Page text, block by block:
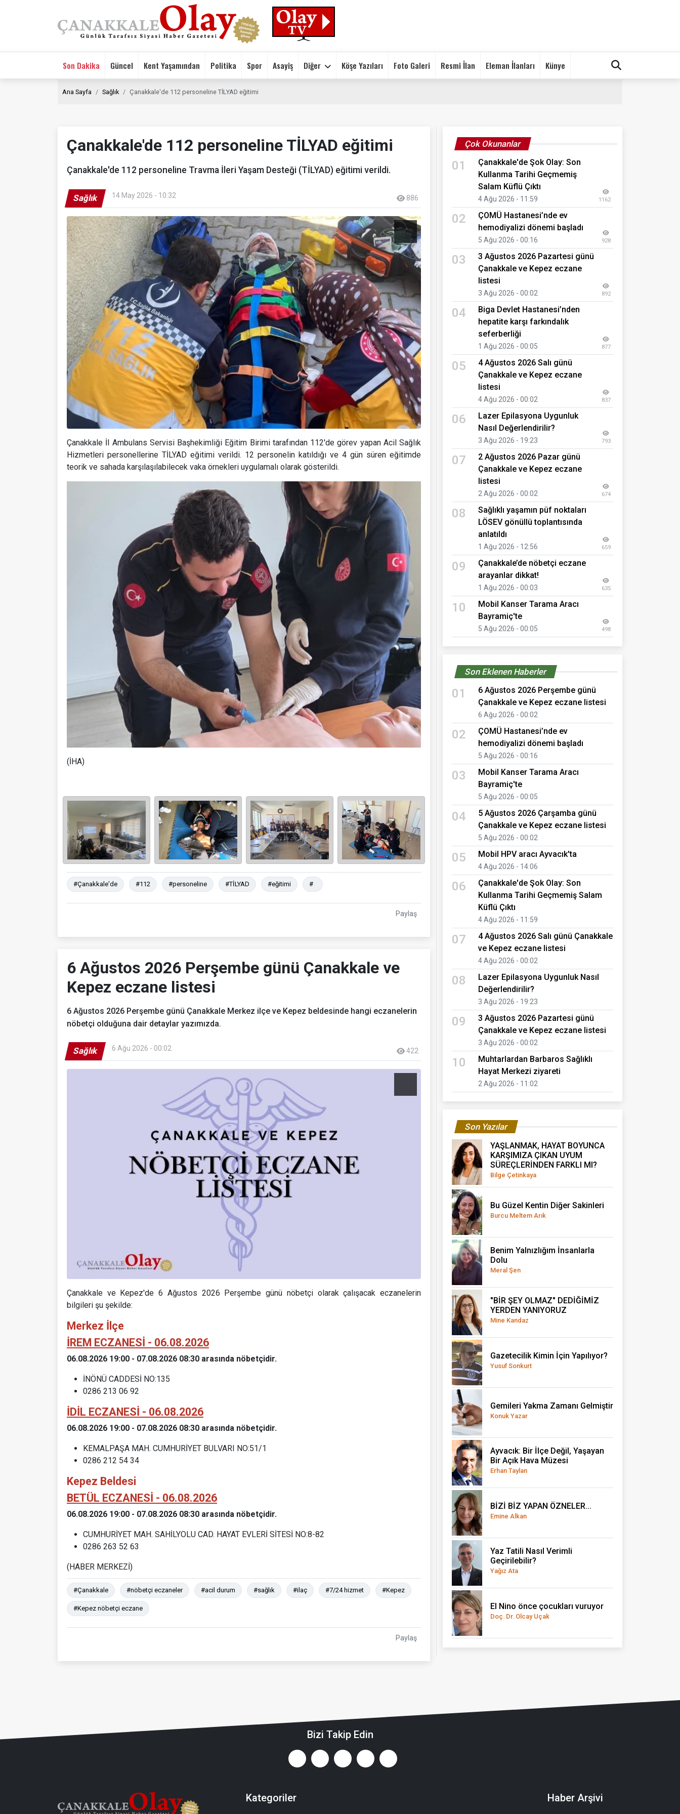
Son Dakika Güncel Kent Yaşamından Politika Spor Asayiş Diğer Köşe Yazıları Foto Galeri Resmi İlan Eleman İlanları Künye
Ana Sayfa Sağlık Çanakkale'de 112 personeline TİLYAD eğitimi
Çanakkale'de 112 personeline TİLYAD eğitimi
Çanakkale'de 112 personeline Travma İleri Yaşam Desteği (TİLYAD) eğitimi verildi.
Sağlık 14 May 2026 - 10:32 886
Çanakkale İl Ambulans Servisi Başhekimliği Eğitim Birimi tarafından 112'de görev yapan Acil Sağlık
Hizmetleri personellerine TİLYAD eğitimi verildi. 12 personelin katıldığı ve 4 gün süren eğitimde
teorik ve sahada karşılaşılabilecek vaka örnekleri uygulamalı olarak gösterildi.
(İHA)
#Çanakkale'de #112 #personeline #TİLYAD #eğitimi #
Paylaş
6 Ağustos 2026 Perşembe günü Çanakkale ve
Kepez eczane listesi
6 Ağustos 2026 Perşembe günü Çanakkale Merkez ilçe ve Kepez beldesinde hangi eczanelerin
nöbetçi olduğuna dair detaylar yazımızda.
Sağlık 6 Ağu 2026 - 00:02 422
Çanakkale ve Kepez'de 6 Ağustos 2026 Perşembe günü nöbetçi olarak çalışacak eczanelerin
bilgileri şu şekilde:
Merkez İlçe
İREM ECZANESİ - 06.08.2026
06.08.2026 19:00 - 07.08.2026 08:30 arasında nöbetçidir.
İNÖNÜ CADDESİ NO:135
0286 213 06 92
İDİL ECZANESİ - 06.08.2026
06.08.2026 19:00 - 07.08.2026 08:30 arasında nöbetçidir.
KEMALPAŞA MAH. CUMHURİYET BULVARI NO:51/1
0286 212 54 34
Kepez Beldesi
BETÜL ECZANESİ - 06.08.2026
06.08.2026 19:00 - 07.08.2026 08:30 arasında nöbetçidir.
CUMHURİYET MAH. SAHİLYOLU CAD. HAYAT EVLERİ SİTESİ NO:8-82
0286 263 52 63
(HABER MERKEZİ)
#Çanakkale #nöbetçi eczaneler #acil durum #sağlık #ilaç #7/24 hizmet #Kepez
#Kepez nöbetçi eczane
Paylaş
Çok Okunanlar
01
Çanakkale'de Şok Olay: Son
Kullanma Tarihi Geçmemiş
Salam Küflü Çıktı
4 Ağu 2026 - 11:59 1162
02
ÇOMÜ Hastanesi’nde ev
hemodiyalizi dönemi başladı
5 Ağu 2026 - 00:16 928
03
3 Ağustos 2026 Pazartesi günü
Çanakkale ve Kepez eczane
listesi
3 Ağu 2026 - 00:02 892
04
Biga Devlet Hastanesi’nden
hepatite karşı farkındalık
seferberliği
1 Ağu 2026 - 00:05 877
05
4 Ağustos 2026 Salı günü
Çanakkale ve Kepez eczane
listesi
4 Ağu 2026 - 00:02 837
06
Lazer Epilasyona Uygunluk
Nasıl Değerlendirilir?
3 Ağu 2026 - 19:23 793
07
2 Ağustos 2026 Pazar günü
Çanakkale ve Kepez eczane
listesi
2 Ağu 2026 - 00:02 674
08
Sağlıklı yaşamın püf noktaları
LÖSEV gönüllü toplantısında
anlatıldı
1 Ağu 2026 - 12:56 659
09
Çanakkale’de nöbetçi eczane
arayanlar dikkat!
1 Ağu 2026 - 00:03 635
10
Mobil Kanser Tarama Aracı
Bayramiç'te
5 Ağu 2026 - 00:05 498
Son Eklenen Haberler
01
6 Ağustos 2026 Perşembe günü
Çanakkale ve Kepez eczane listesi
6 Ağu 2026 - 00:02
02
ÇOMÜ Hastanesi’nde ev
hemodiyalizi dönemi başladı
5 Ağu 2026 - 00:16
03
Mobil Kanser Tarama Aracı
Bayramiç'te
5 Ağu 2026 - 00:05
04
5 Ağustos 2026 Çarşamba günü
Çanakkale ve Kepez eczane listesi
5 Ağu 2026 - 00:02
05 Mobil HPV aracı Ayvacık'ta
4 Ağu 2026 - 14:06
06
Çanakkale'de Şok Olay: Son
Kullanma Tarihi Geçmemiş Salam
Küflü Çıktı
4 Ağu 2026 - 11:59
07
4 Ağustos 2026 Salı günü Çanakkale
ve Kepez eczane listesi
4 Ağu 2026 - 00:02
08
Lazer Epilasyona Uygunluk Nasıl
Değerlendirilir?
3 Ağu 2026 - 19:23
09
3 Ağustos 2026 Pazartesi günü
Çanakkale ve Kepez eczane listesi
3 Ağu 2026 - 00:02
10
Muhtarlardan Barbaros Sağlıklı
Hayat Merkezi ziyareti
2 Ağu 2026 - 11:02
Son Yazılar
YAŞLANMAK, HAYAT BOYUNCA
KARŞIMIZA ÇIKAN UYUM
SÜREÇLERİNDEN FARKLI MI?
Bilge Çetinkaya
Bu Güzel Kentin Diğer Sakinleri
Burcu Meltem Arık
Benim Yalnızlığım İnsanlarla
Dolu
Meral Şen
"BİR ŞEY OLMAZ" DEDİĞİMİZ
YERDEN YANIYORUZ
Mine Kandaz
Gazetecilik Kimin İçin Yapılıyor?
Yusuf Sonkurt
Gemileri Yakma Zamanı Gelmiştir
Konuk Yazar
Ayvacık: Bir İlçe Değil, Yaşayan
Bir Açık Hava Müzesi
Erhan Taylan
BİZİ BİZ YAPAN ÖZNELER...
Emine Alkan
Yaz Tatili Nasıl Verimli
Geçirilebilir?
Yağız Ata
El Nino önce çocukları vuruyor
Doç. Dr. Olcay Uçak
Bizi Takip Edin
Kategoriler Haber Arşivi